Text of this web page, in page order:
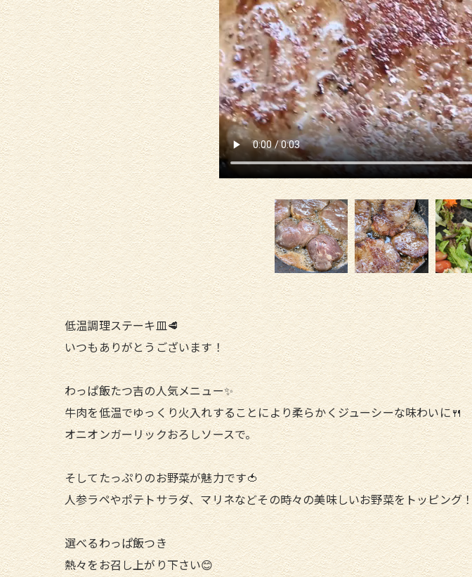
低温調理ステーキ皿🥩
いつもありがとうございます！
わっぱ飯たつ吉の人気メニュー✨
牛肉を低温でゆっくり火入れすることにより柔らかくジューシーな味わいに🍴
オニオンガーリックおろしソースで。
そしてたっぷりのお野菜が魅力です🍅
人参ラペやポテトサラダ、マリネなどその時々の美味しいお野菜をトッピング！
選べるわっぱ飯つき
熱々をお召し上がり下さい😊